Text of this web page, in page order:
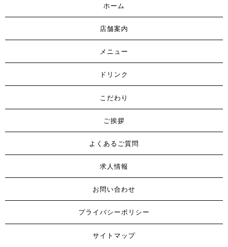
ホーム
店舗案内
メニュー
ドリンク
こだわり
ご挨拶
よくあるご質問
求人情報
お問い合わせ
プライバシーポリシー
サイトマップ